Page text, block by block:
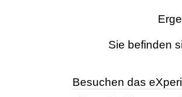
Sie befinden
Besuchen das